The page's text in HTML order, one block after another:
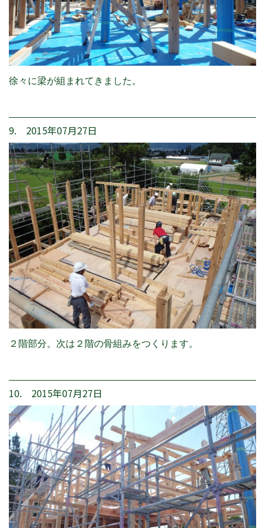
徐々に梁が組まれてきました。
9. 2015年07月27日
２階部分。次は２階の骨組みをつくります。
10. 2015年07月27日